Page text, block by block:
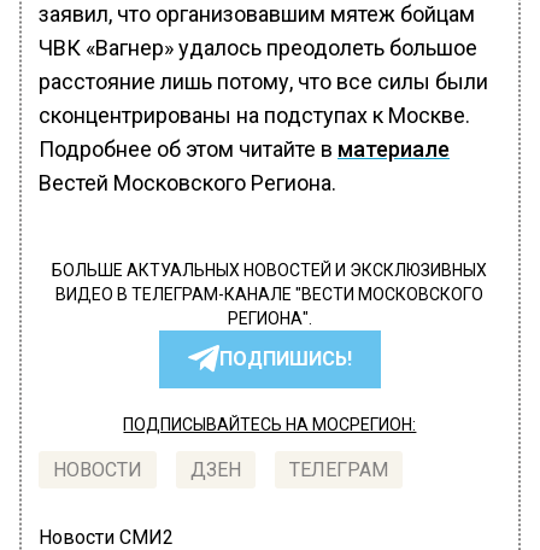
заявил, что организовавшим мятеж бойцам
ЧВК «Вагнер» удалось преодолеть большое
расстояние лишь потому, что все силы были
сконцентрированы на подступах к Москве.
Подробнее об этом читайте в материале
Вестей Московского Региона.
БОЛЬШЕ АКТУАЛЬНЫХ НОВОСТЕЙ И ЭКСКЛЮЗИВНЫХ
ВИДЕО В ТЕЛЕГРАМ-КАНАЛЕ "ВЕСТИ МОСКОВСКОГО
РЕГИОНА".
ПОДПИШИСЬ!
ПОДПИСЫВАЙТЕСЬ НА МОСРЕГИОН:
НОВОСТИ ДЗЕН ТЕЛЕГРАМ
Новости СМИ2